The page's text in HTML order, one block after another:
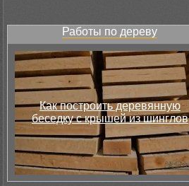
Работы по дереву
Как построить деревянную
беседку с крышей из шинглов